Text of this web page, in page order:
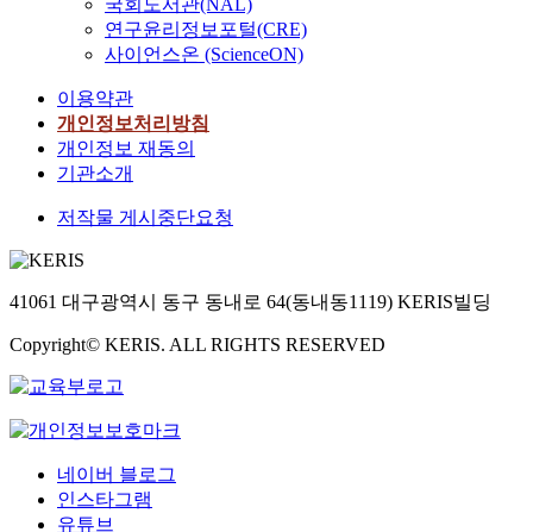
연구윤리정보포털(CRE)
사이언스온 (ScienceON)
이용약관
개인정보처리방침
개인정보 재동의
기관소개
저작물 게시중단요청
41061 대구광역시 동구 동내로 64(동내동1119) KERIS빌딩
Copyright© KERIS. ALL RIGHTS RESERVED
네이버 블로그
인스타그램
유튜브